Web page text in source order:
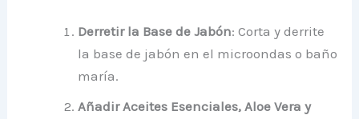
Derretir la Base de Jabón: Corta y derrite
la base de jabón en el microondas o baño
maría.
Añadir Aceites Esenciales, Aloe Vera y